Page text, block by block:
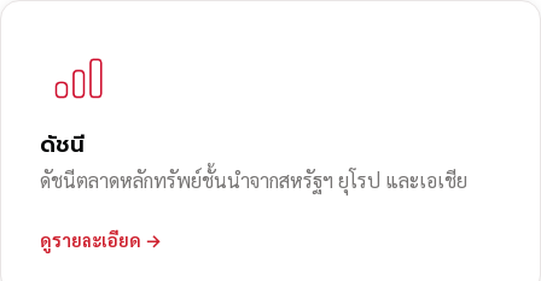
ดัชนี
ดัชนีตลาดหลักทรัพย์ชั้นนำจากสหรัฐฯ ยุโรป และเอเชีย
ดูรายละเอียด →